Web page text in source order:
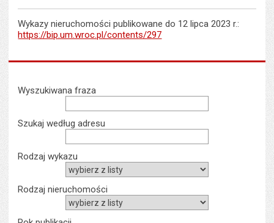
Wykazy nieruchomości publikowane do 12 lipca 2023 r.:
https://bip.um.wroc.pl/contents/297
Wyszukiwarka
Wyszukiwana fraza
Szukaj według adresu
Rodzaj wykazu
Rodzaj nieruchomości